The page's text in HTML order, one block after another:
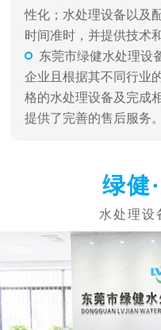
性化；水处理设备以及
时间准时，并提供技术
东莞市绿健水处理设
企业且根据其不同行业
格的水处理设备及完成
提供了完善的售后服务